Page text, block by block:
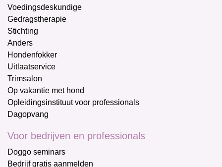
Voedingsdeskundige
Gedragstherapie
Stichting
Anders
Hondenfokker
Uitlaatservice
Trimsalon
Op vakantie met hond
Opleidingsinstituut voor professionals
Dagopvang
Voor bedrijven en professionals
Doggo seminars
Bedrijf gratis aanmelden